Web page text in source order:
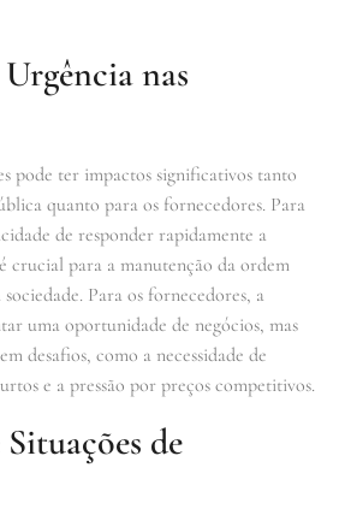
nas
pode ter impactos significativos tanto
quanto para os fornecedores. Para
de responder rapidamente a
crucial para a manutenção da ordem
Para os fornecedores, a
uma oportunidade de negócios, mas
desafios, como a necessidade de
e a pressão por preços competitivos.
de